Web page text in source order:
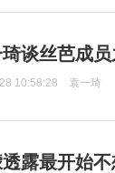
谈丝芭成
10:58:28 袁一琦
露最开始